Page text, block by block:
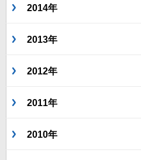
2014年
2013年
2012年
2011年
2010年